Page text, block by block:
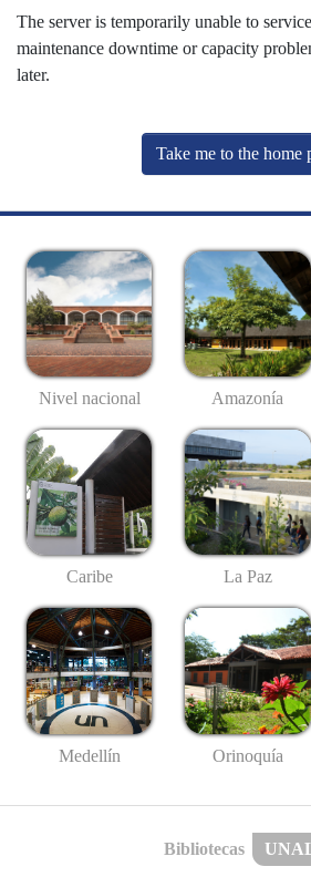
The server is temporarily unable to
maintenance downtime or capacity
later.
Take me to the home
Nivel nacional Amazonía
Caribe La Paz
Medellín Orinoquía
Bibliotecas